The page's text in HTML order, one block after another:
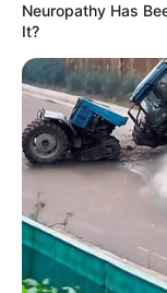
magyar
részletek
Neuropathy Has
It?